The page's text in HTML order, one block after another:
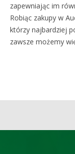
zapewniając im
Robiąc zakupy w
którzy najbardziej
zawsze możemy